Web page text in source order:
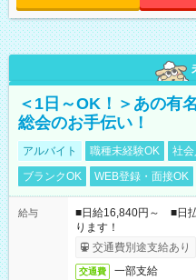
＜1日～OK！＞あの有
総会のお手伝い！
アルバイト 職種未経験OK 社
ブランクOK
WEB登録・面接OK
給与
■日給16,840円～ ■日
ります！
交通費別途支給あり
交通費 一部支給